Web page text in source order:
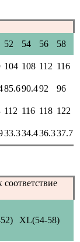
52 54 56
58
104 108 112 116
85.690.492
96
112 116 118 122
33.334.436.337.7
XL(54-58)